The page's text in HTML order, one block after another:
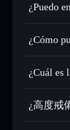
Utilizar
Enviar
Holdear
¿Puedo
¿Cómo
¿Cuál es
Solflare
¿高度戒
高度戒備